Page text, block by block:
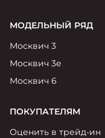
МОДЕЛЬНЫЙ РЯД
Москвич 3
Москвич 3е
Москвич 6
ПОКУПАТЕЛЯМ
Оценить в трейд-ин